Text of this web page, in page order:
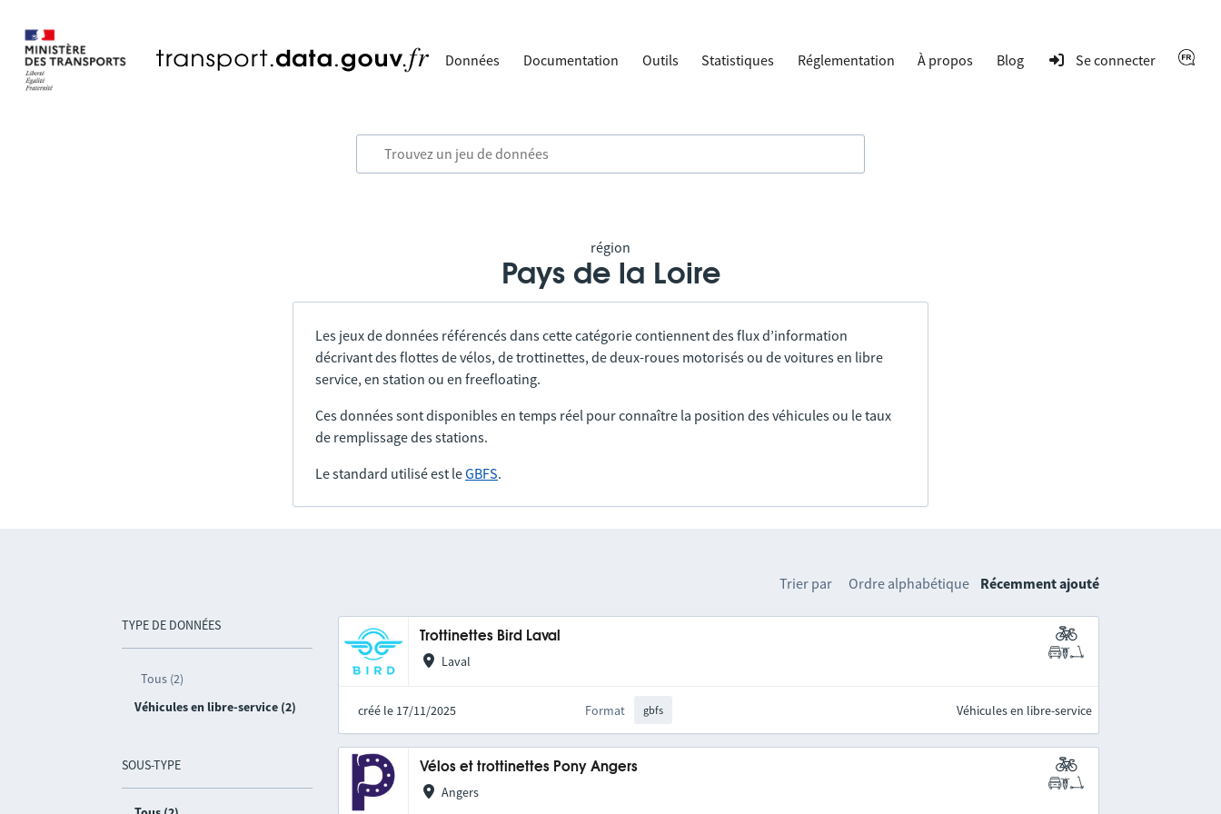
Données Documentation Outils Statistiques Réglementation À propos Blog Se connecter
région
Pays de la Loire
Les jeux de données référencés dans cette catégorie contiennent des flux d’information
décrivant des flottes de vélos, de trottinettes, de deux-roues motorisés ou de voitures en libre
service, en station ou en freefloating.
Ces données sont disponibles en temps réel pour connaître la position des véhicules ou le taux
de remplissage des stations.
Le standard utilisé est leGBFS.
TYPE DE DONNÉES
Tous (2)
Véhicules en libre-service (2)
SOUS-TYPE
Trier par Ordre alphabétique Récemment ajouté
Trottinettes Bird Laval
Laval
créé le 17/11/2025 Format gbfs Véhicules en libre-service
Vélos et trottinettes Pony Angers
Angers